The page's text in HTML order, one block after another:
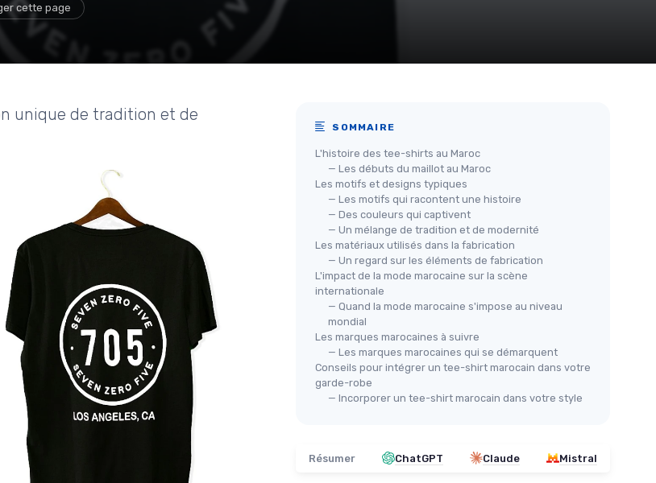
cette page
unique de tradition et de
SOMMAIRE
L'histoire des tee-shirts au Maroc
— Les débuts du maillot au Maroc
Les motifs et designs typiques
— Les motifs qui racontent une histoire
— Des couleurs qui captivent
— Un mélange de tradition et de modernité
Les matériaux utilisés dans la fabrication
— Un regard sur les éléments de fabrication
L'impact de la mode marocaine sur la scène
internationale
— Quand la mode marocaine s'impose au niveau
mondial
Les marques marocaines à suivre
— Les marques marocaines qui se démarquent
Conseils pour intégrer un tee-shirt marocain dans votre
garde-robe
— Incorporer un tee-shirt marocain dans votre style
Résumer ChatGPT Claude Mistral